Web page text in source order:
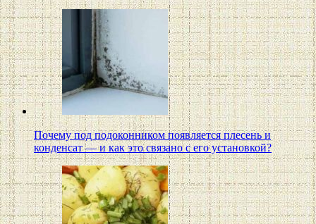
Почему под подоконником появляется плесень и
конденсат — и как это связано с его установкой?